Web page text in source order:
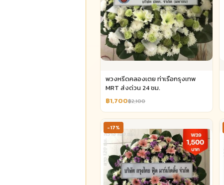
พวงหรีดคลองเตย ท่าเรือกรุงเทพ
MRT ส่งด่วน 24 ชม.
฿1,700฿2,100
-17%